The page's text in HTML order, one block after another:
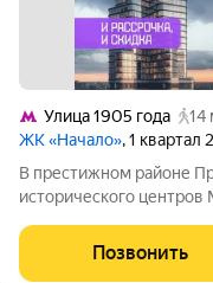
Улица 1905 года
14
ЖК «Начало», 1 квартал
В престижном районе
исторического
этажного дома, в
от девелопера
Позвонить